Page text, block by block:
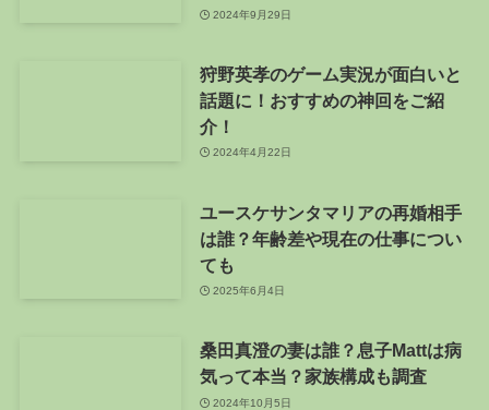
2024年9月29日
狩野英孝のゲーム実況が面白いと
話題に！おすすめの神回をご紹
介！
2024年4月22日
ユースケサンタマリアの再婚相手
は誰？年齢差や現在の仕事につい
ても
2025年6月4日
桑田真澄の妻は誰？息子Mattは病
気って本当？家族構成も調査
2024年10月5日